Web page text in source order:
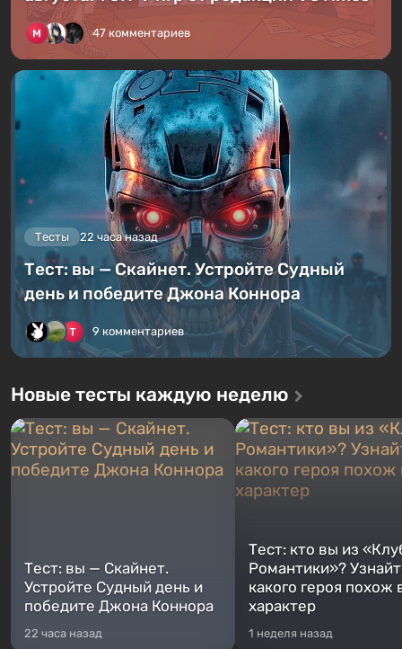
47 комментариев
Тесты 22 часа назад
Тест: вы — Скайнет. Устройте Судный
день и победите Джона Коннора
9 комментариев
Новые тесты каждую неделю
Тест: вы — Скайнет.
Устройте Судный день и
победите Джона Коннора
22 часа назад
Тест: кто вы из
Романтики»?
какого героя похож
характер
1 неделя назад